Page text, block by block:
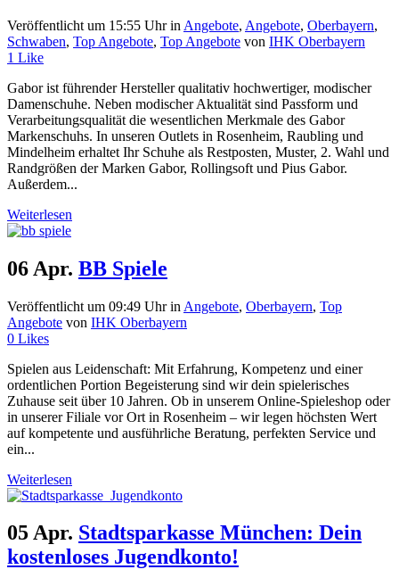
Veröffentlicht um 15:55 Uhrin Angebote, Angebote, Oberbayern,
Schwaben, Top Angebote, Top Angebote von IHK Oberbayern
1 Like
Gabor ist führender Hersteller qualitativ hochwertiger, modischer
Damenschuhe. Neben modischer Aktualität sind Passform und
Verarbeitungsqualität die wesentlichen Merkmale des Gabor
Markenschuhs. In unseren Outlets in Rosenheim, Raubling und
Mindelheim erhaltet Ihr Schuhe als Restposten, Muster, 2. Wahl und
Randgrößen der Marken Gabor, Rollingsoft und Pius Gabor.
Außerdem...
Weiterlesen
06 Apr. BB Spiele
Veröffentlicht um 09:49 Uhrin Angebote, Oberbayern, Top
Angebote von IHK Oberbayern
0 Likes
Spielen aus Leidenschaft: Mit Erfahrung, Kompetenz und einer
ordentlichen Portion Begeisterung sind wir dein spielerisches
Zuhause seit über 10 Jahren. Ob in unserem Online-Spieleshop oder
in unserer Filiale vor Ort in Rosenheim – wir legen höchsten Wert
auf kompetente und ausführliche Beratung, perfekten Service und
ein...
Weiterlesen
05 Apr. Stadtsparkasse München: Dein
kostenloses Jugendkonto!